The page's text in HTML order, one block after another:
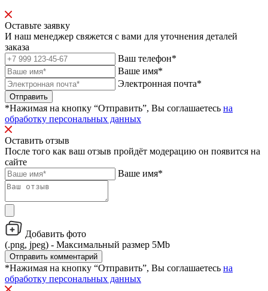
Оставьте заявку
И наш менеджер свяжется с вами для уточнения деталей
заказа
Ваш телефон*
Ваше имя*
Электронная почта*
Отправить
*Нажимая на кнопку “Отправить”, Вы соглашаетесь на
обработку персональных данных
Оставить отзыв
После того как ваш отзыв пройдёт модерацию он появится на
сайте
Ваше имя*
Добавить фото
(.png, jpeg) - Максимальный размер 5Mb
Отправить комментарий
*Нажимая на кнопку “Отправить”, Вы соглашаетесь на
обработку персональных данных